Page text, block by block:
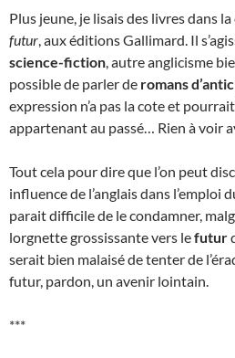
Plus jeune, je lisais des livres dans
futur , aux éditions Gallimard. Il
science-fiction , autre anglicisme
possible de parler de romans
expression n’a pas la cote et
appartenant au passé… Rien à voir
Tout cela pour dire que l’on peut
influence de l’anglais dans l’emploi
parait difficile de le condamner,
lorgnette grossissante vers lefutur
serait bien malaisé de tenter de
futur, pardon, un avenir lointain.
***